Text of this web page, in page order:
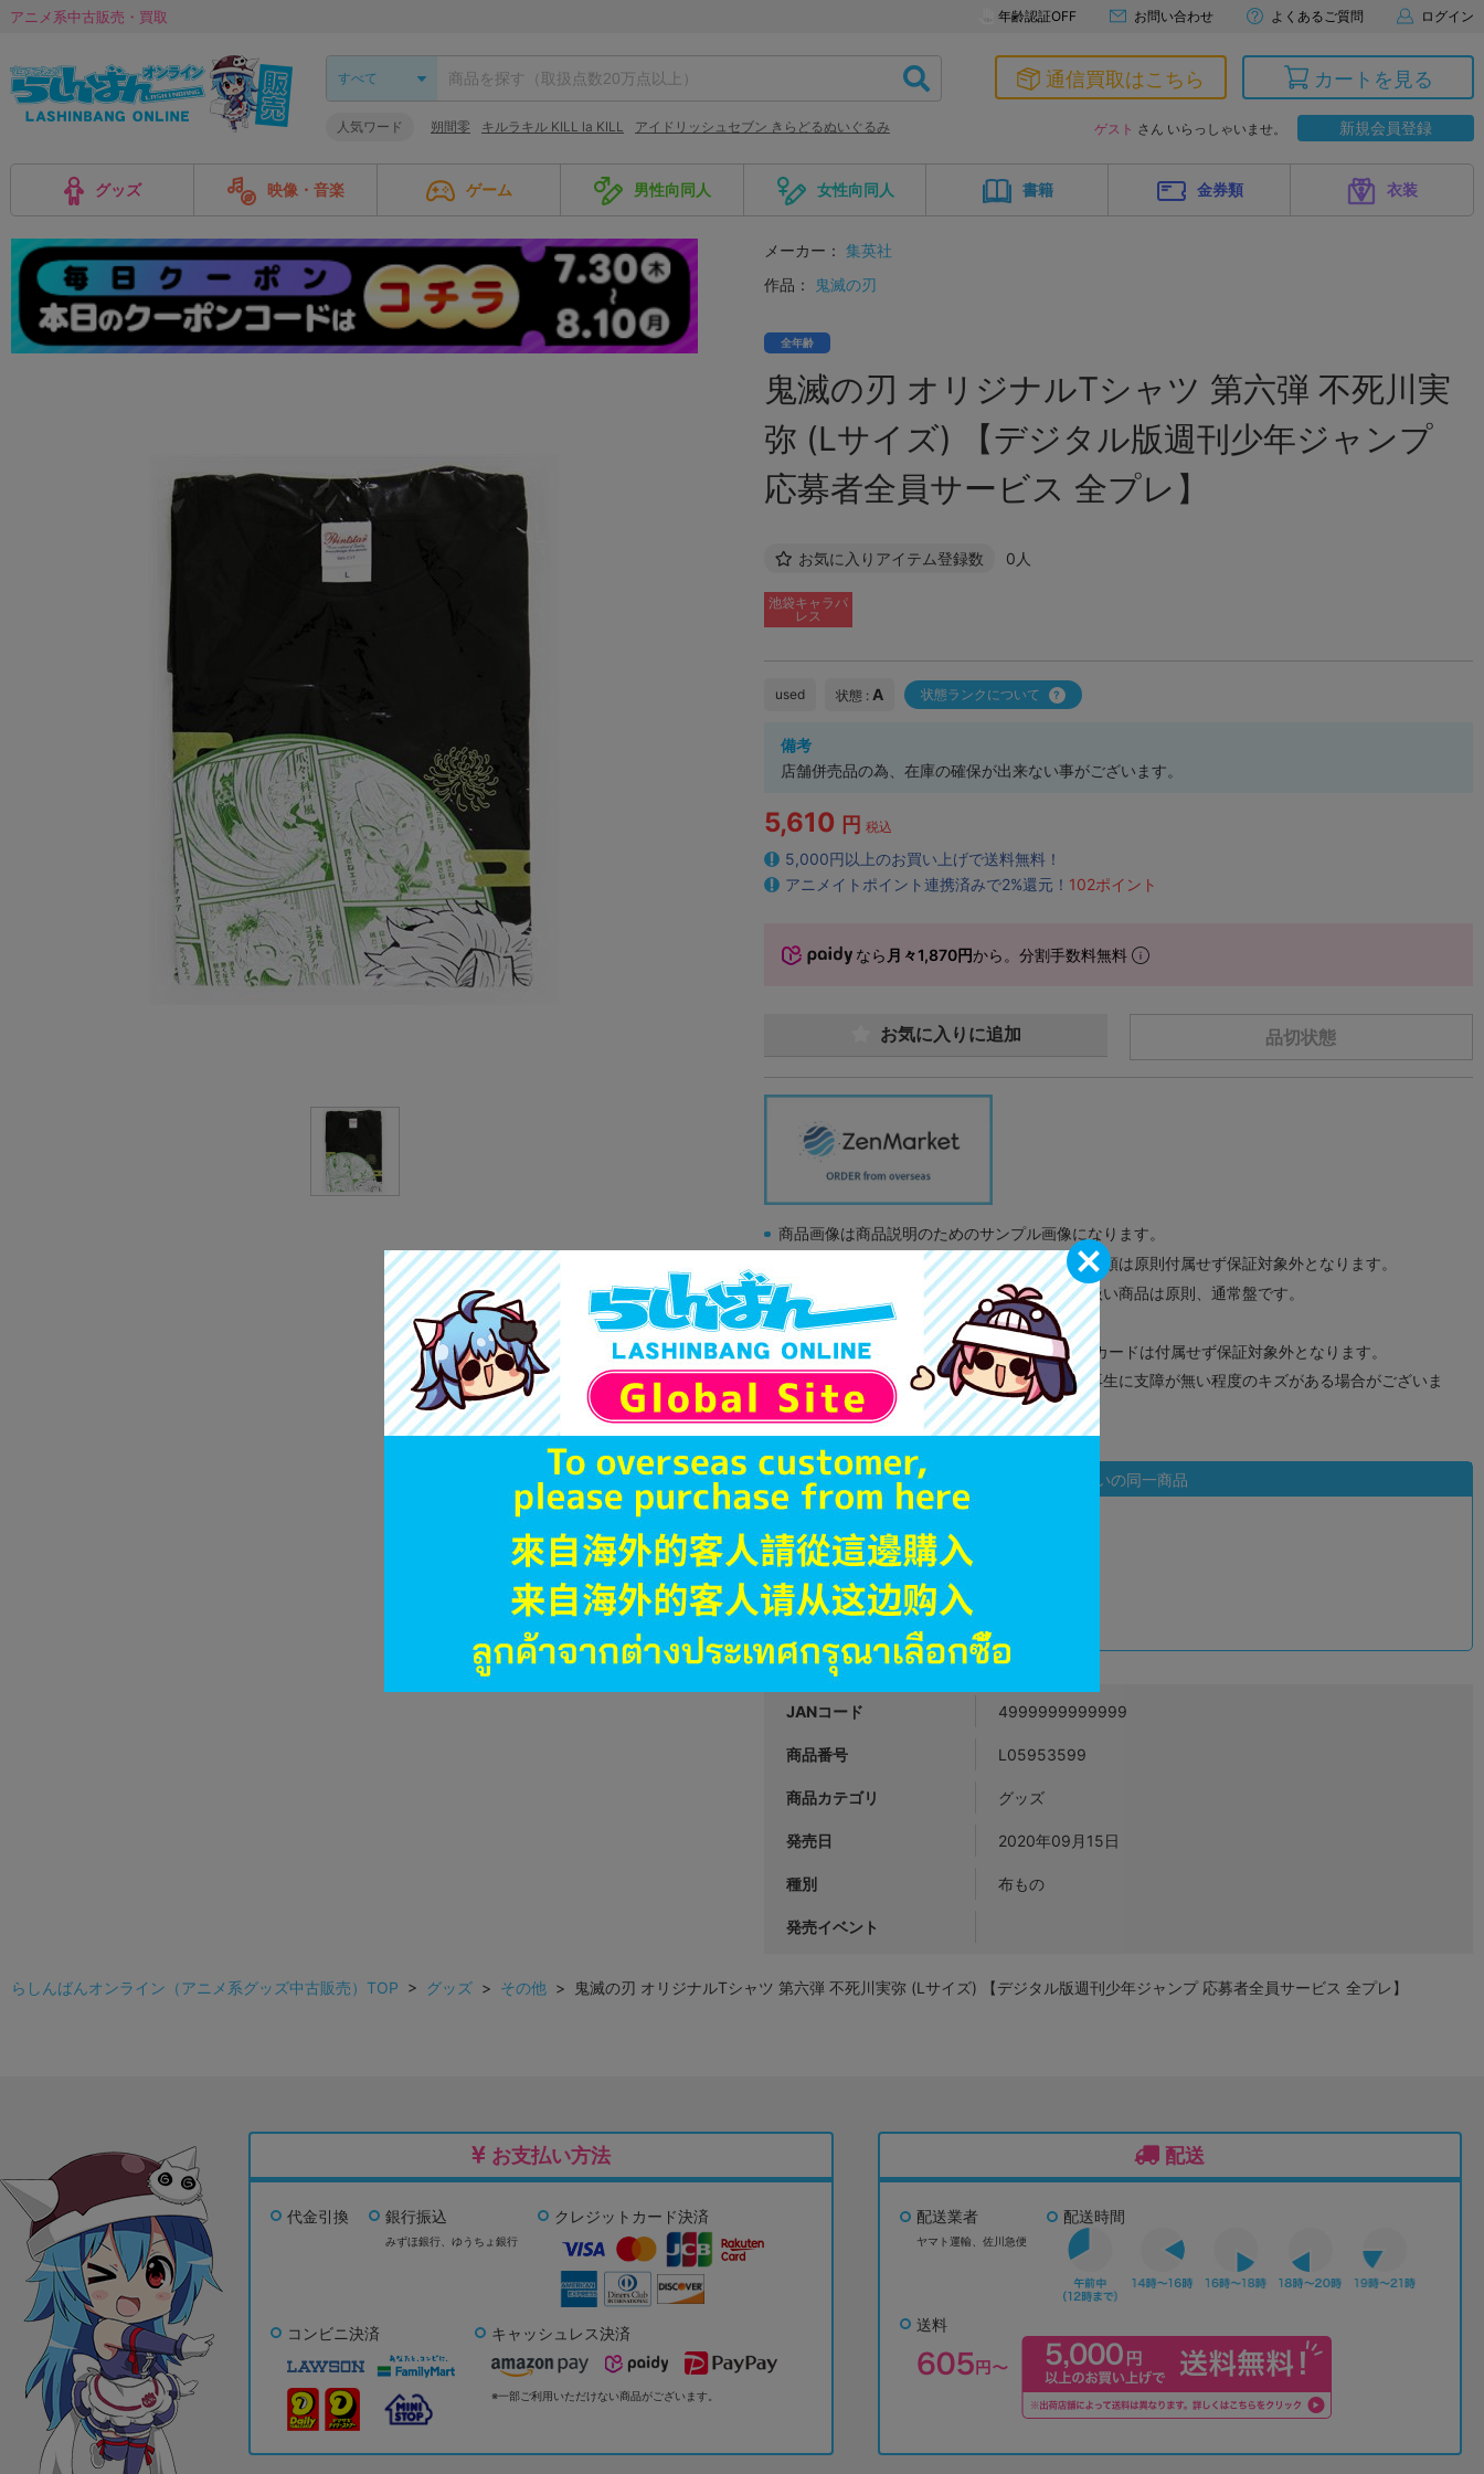
アニメ系中古販売・買取 年齢認証OFF お問い合わせ よくあるご質問 ログイン
人気ワード 朔間零 キルラキル KILL la KILL アイドリッシュセブン きらどるぬいぐるみ
通信買取はこちら カートを見る
ゲスト さん いらっしゃいませ。 新規会員登録
グッズ 映像・音楽 ゲーム 男性向同人 女性向同人 書籍 金券類 衣装
メーカー： 集英社
作品：
鬼滅の刃
全年齢
鬼滅の刃 オリジナルTシャツ 第六弾 不死川実
弥 (Lサイズ) 【デジタル版週刊少年ジャンプ
応募者全員サービス 全プレ】
お気に入りアイテム登録数 0人
池袋キャラパ
レス
used 状態 : A 状態ランクについて
備考
店舗併売品の為、在庫の確保が出来ない事がございます。
5,610 円 税込
5,000円以上のお買い上げで送料無料！
アニメイトポイント連携済みで2%還元！ 102ポイント
なら 月々1,870円から。分割手数料無料
品切状態
お気に入りに追加
商品画像は商品説明のためのサンプル画像になります。
販促物、書籍の帯やぬいぐるみのタグ、コード類は原則付属せず保証対象外となります。
商品名や備考欄に特別な記載が無い限り取り扱い商品は原則、通常盤です。
「電池」は原則として保証対象外となります。
ゲーム機本体には、SDカードなどのメモリーカードは付属せず保証対象外となります。
ディスク類の読み取り面のキズに関しまして再生に支障が無い程度のキズがある場合がございま
す。
※詳細につきましてはコチラ
状態違いの同一商品
状態 :A
オンライン
9,990 円 税込
JANコード 4999999999999
商品番号 L05953599
商品カテゴリ グッズ
発売日 2020年09月15日
種別 布もの
発売イベント
らしんばんオンライン（アニメ系グッズ中古販売）TOP > グッズ > その他 > 鬼滅の刃 オリジナルTシャツ 第六弾 不死川実弥 (Lサイズ) 【デジタル版週刊少年ジャンプ 応募者全員サービス 全プレ】
お支払い方法
代金引換 銀行振込
みずほ銀行、 ゆうちょ銀行
クレジットカード決済
コンビニ決済 キャッシュレス決済
※一部ご利用いただけない商品がございます。
配送
配送業者
ヤマト運輸、佐川急便
配送時間
送料